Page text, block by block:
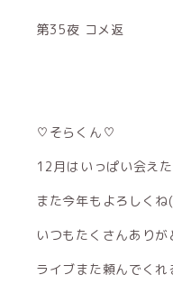
第35夜 コメ返
♡そらくん♡
12月はいっぱい会えた
また今年もよろしくね
いつもたくさんありが
ライブまた頼んでくれ